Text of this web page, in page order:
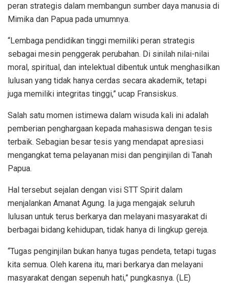
peran strategis dalam membangun sumber daya manusia di
Mimika dan Papua pada umumnya.
“Lembaga pendidikan tinggi memiliki peran strategis
sebagai mesin penggerak perubahan. Di sinilah nilai-nilai
moral, spiritual, dan intelektual dibentuk untuk menghasilkan
lulusan yang tidak hanya cerdas secara akademik, tetapi
juga memiliki integritas tinggi,” ucap Fransiskus.
Salah satu momen istimewa dalam wisuda kali ini adalah
pemberian penghargaan kepada mahasiswa dengan tesis
terbaik. Sebagian besar tesis yang mendapat apresiasi
mengangkat tema pelayanan misi dan penginjilan di Tanah
Papua.
Hal tersebut sejalan dengan visi STT Spirit dalam
menjalankan Amanat Agung. Ia juga mengajak seluruh
lulusan untuk terus berkarya dan melayani masyarakat di
berbagai bidang kehidupan, tidak hanya di lingkup gereja.
“Tugas penginjilan bukan hanya tugas pendeta, tetapi tugas
kita semua. Oleh karena itu, mari berkarya dan melayani
masyarakat dengan sepenuh hati,” pungkasnya. (LE)